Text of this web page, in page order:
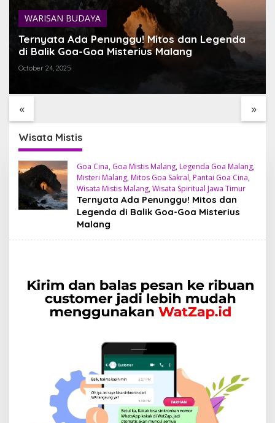
WARISAN BUDAYA
Ternyata Ada Penunggu! Mitos dan Legenda
di Balik Goa-Goa Misterius Malang
October 24, 2025
« »
TEMUKAN BALI YANG
SARI TIMBUL GLASS
Wisata Mistis
Goa Cina, Goa Mistis Malang, Legenda Goa Malang,
Misteri Malang, Mitos Goa Sakral, Pantai Goa Cina,
Wisata Mistis Malang, Wisata Spiritual Jawa Timur
Ternyata Ada Penunggu! Mitos dan
Legenda di Balik Goa-Goa Misterius
Malang